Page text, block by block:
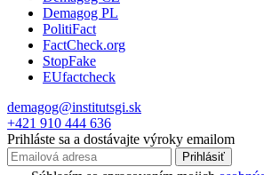
Demagog PL
PolitiFact
FactCheck.org
StopFake
EUfactcheck
demagog@institutsgi.sk
+421 910 444 636
Prihláste sa a dostávajte výroky emailom
Prihlásiť